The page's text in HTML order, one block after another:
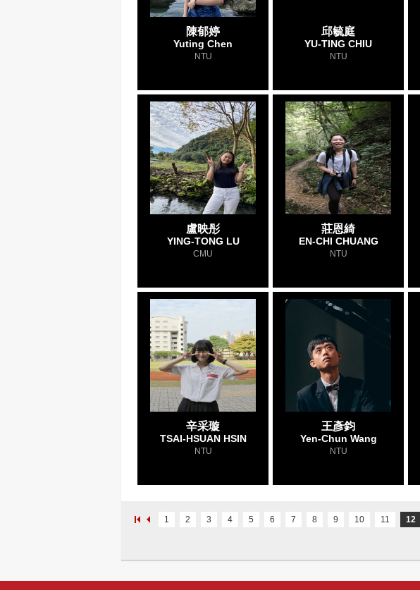
陳郁婷
Yuting Chen
NTU
邱毓庭
YU-TING CHIU
NTU
盧映彤
YING-TONG LU
CMU
莊恩綺
EN-CHI CHUANG
NTU
辛采璇
TSAI-HSUAN HSIN
NTU
王彥鈞
Yen-Chun Wang
NTU
1 2 3 4 5 6 7 8 9 10 11 12